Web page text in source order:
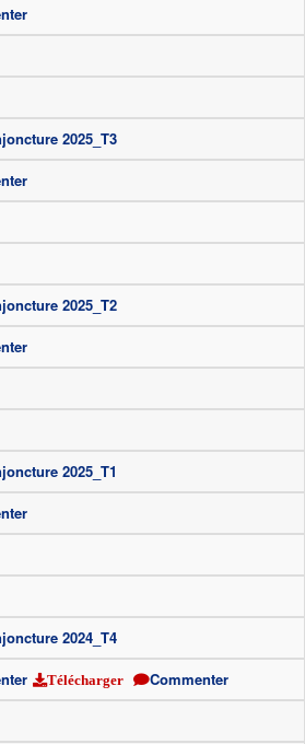
2025_T3
2025_T2
2025_T1
2024_T4
Télécharger
Commenter